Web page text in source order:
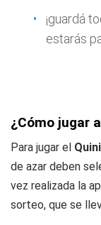
¡guardá
estarás
¿Cómo jugar
Para jugar el
de azar deben
vez realizada la
sorteo, que se